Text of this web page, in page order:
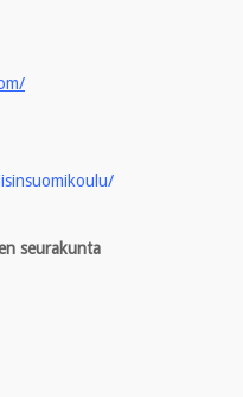
seurakunta